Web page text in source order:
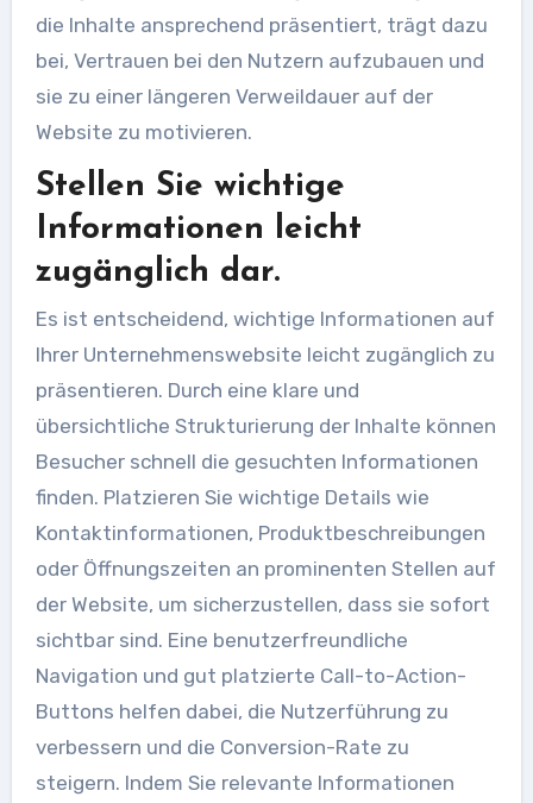
die Inhalte ansprechend präsentiert, trägt dazu
bei, Vertrauen bei den Nutzern aufzubauen und
sie zu einer längeren Verweildauer auf der
Website zu motivieren.
Stellen Sie wichtige
Informationen leicht
zugänglich dar.
Es ist entscheidend, wichtige Informationen auf
Ihrer Unternehmenswebsite leicht zugänglich zu
präsentieren. Durch eine klare und
übersichtliche Strukturierung der Inhalte können
Besucher schnell die gesuchten Informationen
finden. Platzieren Sie wichtige Details wie
Kontaktinformationen, Produktbeschreibungen
oder Öffnungszeiten an prominenten Stellen auf
der Website, um sicherzustellen, dass sie sofort
sichtbar sind. Eine benutzerfreundliche
Navigation und gut platzierte Call-to-Action-
Buttons helfen dabei, die Nutzerführung zu
verbessern und die Conversion-Rate zu
steigern. Indem Sie relevante Informationen